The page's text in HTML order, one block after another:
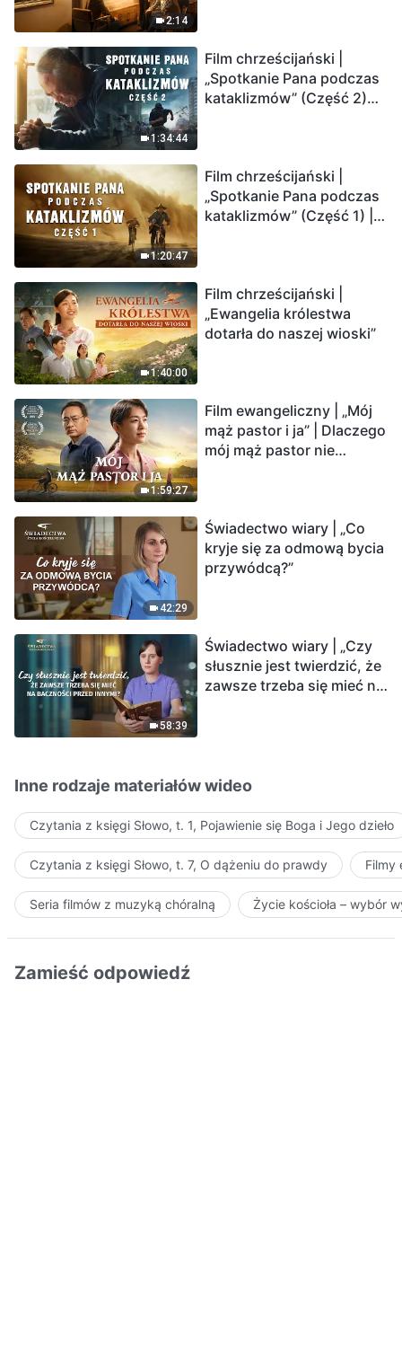
2:14
1:34:44
Film chrześcijański |
„Spotkanie Pana podczas
kataklizmów” (Część 2)
Ludzkość weszła w
odliczanie. Czy znalazłeś
już drogę ocalenia?
1:20:47
Film chrześcijański |
„Spotkanie Pana podczas
kataklizmów” (Część 1) |
1:40:00
Film chrześcijański |
„Ewangelia królestwa
dotarła do naszej wioski”
1:59:27
Film ewangeliczny | „Mój
mąż pastor i ja” | Dlaczego
mój mąż pastor nie
42:29
Świadectwo wiary | „Co
kryje się za odmową bycia
przywódcą?”
58:39
Świadectwo wiary | „Czy
słusznie jest twierdzić, że
zawsze trzeba się mieć na
Inne rodzaje materiałów wideo
Czytania z księgi Słowo, t. 1, Pojawienie się Boga i Jego dzieło
Czytania z księgi Słowo, t. 7, O dążeniu do prawdy Filmy
Seria filmów z muzyką chóralną Życie kościoła – wybór
Zamieść odpowiedź